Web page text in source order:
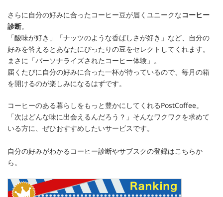
さらに自分の好みに合ったコーヒー豆が届くユニークなコーヒー
診断。
「酸味が好き」「ナッツのような香ばしさが好き」など、自分の
好みを答えるとあなたにぴったりの豆をセレクトしてくれます。
まさに「パーソナライズされたコーヒー体験」。
届くたびに自分の好みに合った一杯が待っているので、毎月の箱
を開けるのが楽しみになるはずです。
コーヒーのある暮らしをもっと豊かにしてくれるPostCoffee。
「次はどんな味に出会えるんだろう？」そんなワクワクを求めて
いる方に、ぜひおすすめしたいサービスです。
自分の好みがわかるコーヒー診断やサブスクの登録はこちらか
ら。